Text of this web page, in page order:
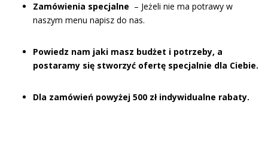
Zamówienia specjalne – Jeżeli nie ma potrawy w
naszym menu napisz do nas.
Powiedz nam jaki masz budżet i potrzeby, a
postaramy się stworzyć ofertę specjalnie dla Ciebie.
Dla zamówień powyżej 500 zł indywidualne rabaty.